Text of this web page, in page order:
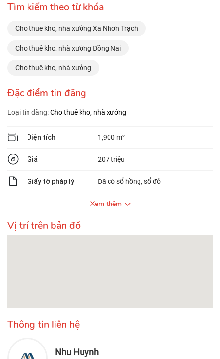
Tìm kiếm theo từ khóa
Cho thuê kho, nhà xưởng Xã Nhơn Trạch
Cho thuê kho, nhà xưởng Đồng Nai
Cho thuê kho, nhà xưởng
Đặc điểm tin đăng
Loại tin đăng:Cho thuê kho, nhà xưởng
Diện tích 1,900 m²
Giá 207 triệu
Giấy tờ pháp lý Đã có sổ hồng, sổ đỏ
Xem thêm
Vị trí trên bản đồ
Thông tin liên hệ
Nhu Huynh